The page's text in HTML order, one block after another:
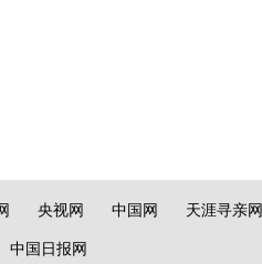
央视网 中国网 天涯寻亲网
中国日报网